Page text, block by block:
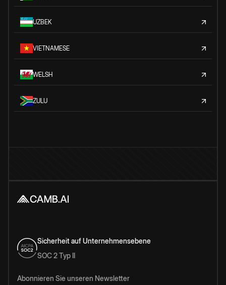
UZBEK
VIETNAMESE
WELSH
ZULU
Sicherheit auf Unternehmensebene
SOC 2 Typ II
Abonnieren Sie unseren Newsletter